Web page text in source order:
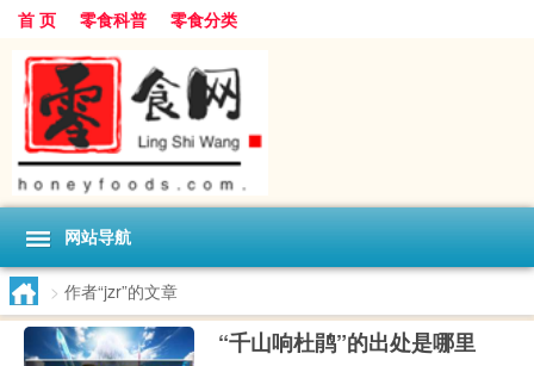
首 页 零食科普 零食分类
网站导航
> 作者“jzr”的文章
“千山响杜鹃”的出处是哪里